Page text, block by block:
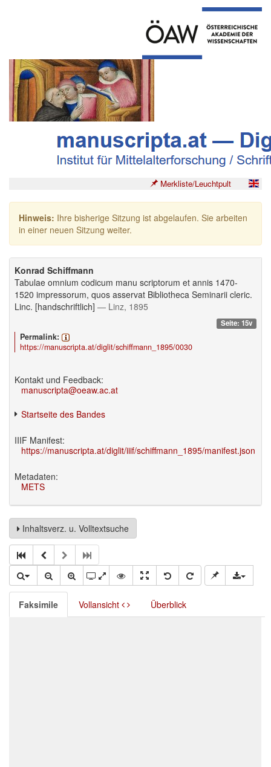
Merkliste/Leuchtpult
Hinweis: Ihre bisherige Sitzung ist abgelaufen. Sie arbeiten
in einer neuen Sitzung weiter.
Konrad Schiffmann
Tabulae omnium codicum manu scriptorum et annis 1470-
1520 impressorum, quos asservat Bibliotheca Seminarii cleric.
Linc. [handschriftlich] — Linz, 1895
Seite: 15v
Permalink:
https://manuscripta.at/diglit/schiffmann_1895/0030
Kontakt und Feedback:
manuscripta@oeaw.ac.at
Startseite des Bandes
IIIF Manifest:
https://manuscripta.at/diglit/iiif/schiffmann_1895/manifest.json
Metadaten:
METS
Inhaltsverz. u. Volltextsuche
Faksimile Vollansicht Überblick